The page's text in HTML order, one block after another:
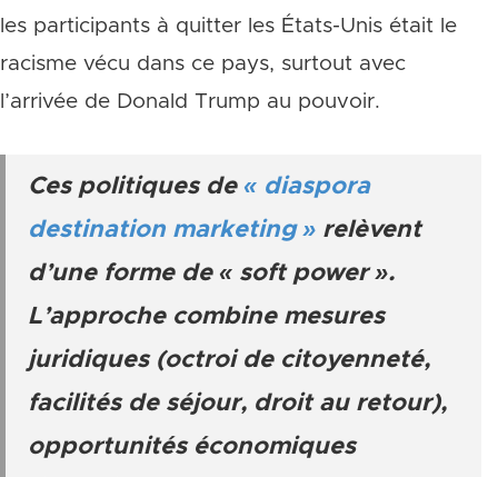
les participants à quitter les États-Unis était le
racisme vécu dans ce pays, surtout avec
l’arrivée de Donald Trump au pouvoir.
Ces politiques de « diaspora
destination marketing » relèvent
d’une forme de « soft power ».
L’approche combine mesures
juridiques (octroi de citoyenneté,
facilités de séjour, droit au retour),
opportunités économiques